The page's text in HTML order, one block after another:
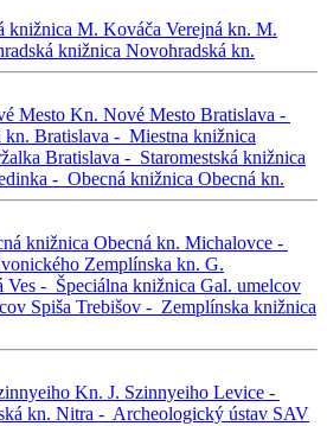
knižnica M. Kováča Verejná kn. M.
knižnica Novohradská kn.
Mesto Kn. Nové Mesto Bratislava -
kn. Bratislava - Miestna knižnica
Bratislava - Staromestská knižnica
- Obecná knižnica Obecná kn.
knižnica Obecná kn. Michalovce -
Zemplínska kn. G.
Ves - Špeciálna knižnica Gal. umelcov
Spiša Trebišov - Zemplínska knižnica
Kn. J. Szinnyeiho Levice -
kn. Nitra - Archeologický ústav SAV